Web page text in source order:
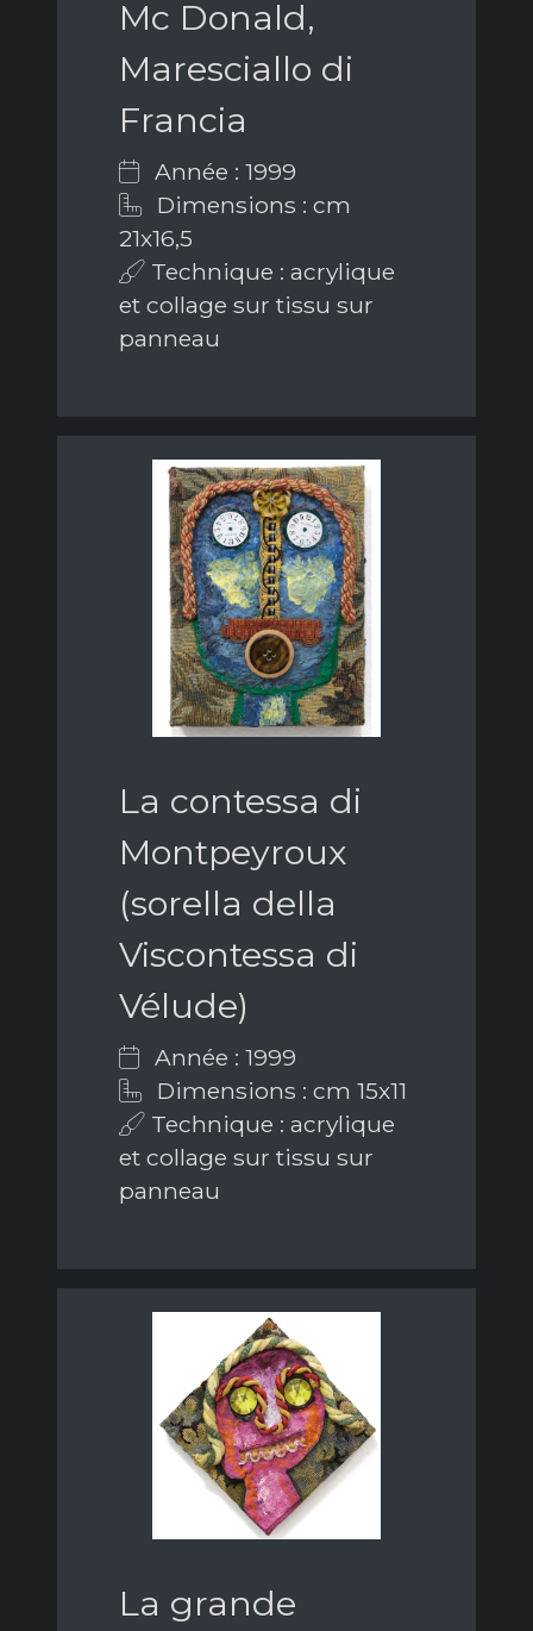
Mc Donald,
Maresciallo di
Francia
Année : 1999
Dimensions : cm
21x16,5
Technique : acrylique
et collage sur tissu sur
panneau
La contessa di
Montpeyroux
(sorella della
Viscontessa di
Vélude)
Année : 1999
Dimensions : cm 15x11
Technique : acrylique
et collage sur tissu sur
panneau
La grande